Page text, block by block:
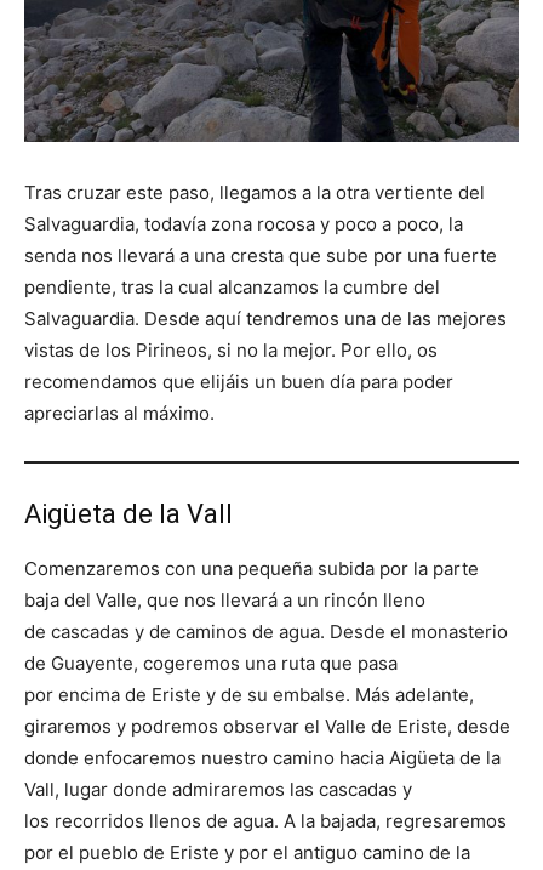
Tras cruzar este paso, llegamos a la otra vertiente del
Salvaguardia, todavía zona rocosa y poco a poco, la
senda nos llevará a una cresta que sube por una fuerte
pendiente, tras la cual alcanzamos la cumbre del
Salvaguardia. Desde aquí tendremos una de las mejores
vistas de los Pirineos, si no la mejor. Por ello, os
recomendamos que elijáis un buen día para poder
apreciarlas al máximo.
Aigüeta de la Vall
Comenzaremos con una pequeña subida por la parte
baja del Valle, que nos llevará a un rincón lleno
de cascadas y de caminos de agua. Desde el monasterio
de Guayente, cogeremos una ruta que pasa
por encima de Eriste y de su embalse. Más adelante,
giraremos y podremos observar el Valle de Eriste, desde
donde enfocaremos nuestro camino hacia Aigüeta de la
Vall, lugar donde admiraremos las cascadas y
los recorridos llenos de agua. A la bajada, regresaremos
por el pueblo de Eriste y por el antiguo camino de la